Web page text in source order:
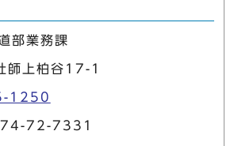
部業務課
師上柏谷17-1
1250
72-7331